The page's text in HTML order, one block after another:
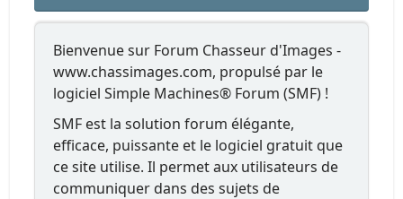
Bienvenue sur Forum Chasseur d'Images -
www.chassimages.com, propulsé par le
logiciel Simple Machines® Forum (SMF) !
SMF est la solution forum élégante,
efficace, puissante et le logiciel gratuit que
ce site utilise. Il permet aux utilisateurs de
communiquer dans des sujets de